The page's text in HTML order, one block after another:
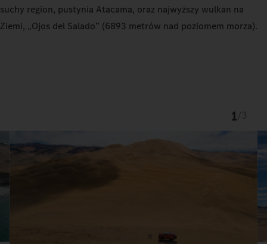
suchy region, pustynia Atacama, oraz najwyższy wulkan na
Ziemi, „Ojos del Salado” (6893 metrów nad poziomem morza).
1